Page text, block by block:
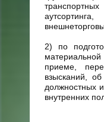
2) по
материальной
приеме,
взысканий,
должностных
внутренних